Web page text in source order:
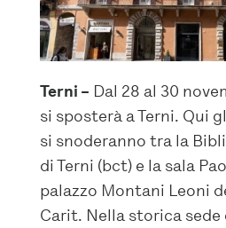
Terni – Dal 28 al 30
si sposterà a Terni. Qui
si snoderanno tra la
di Terni (bct) e la sala
palazzo Montani Leoni
Carit. Nella storica sede